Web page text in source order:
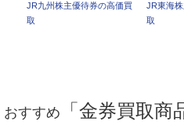
JR九州株主優待券の高価買
取
JR東海
取
おすすめ 「金券買取商